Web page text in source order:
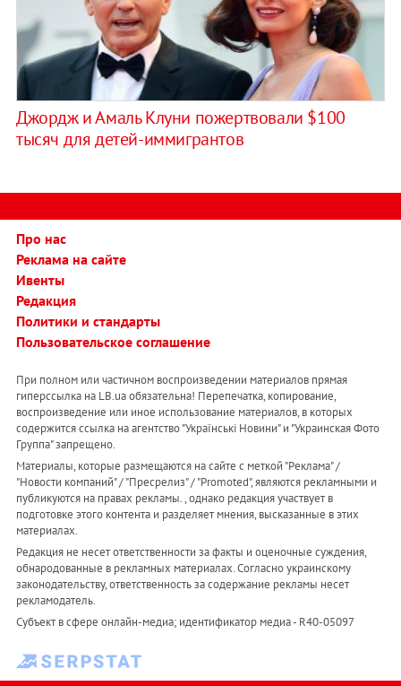
Джордж и Амаль Клуни пожертвовали $100
тысяч для детей-иммигрантов
Про нас
Реклама на сайте
Ивенты
Редакция
Политики и стандарты
Пользовательское соглашение
При полном или частичном воспроизведении материалов прямая
гиперссылка на LB.ua обязательна! Перепечатка, копирование,
воспроизведение или иное использование материалов, в которых
содержится ссылка на агентство "Українськi Новини" и "Украинская Фото
Группа" запрещено.
Материалы, которые размещаются на сайте с меткой "Реклама" /
"Новости компаний" / "Пресрелиз" / "Promoted", являются рекламными и
публикуются на правах рекламы. , однако редакция участвует в
подготовке этого контента и разделяет мнения, высказанные в этих
материалах.
Редакция не несет ответственности за факты и оценочные суждения,
обнародованные в рекламных материалах. Согласно украинскому
законодательству, ответственность за содержание рекламы несет
рекламодатель.
Субъект в сфере онлайн-медиа; идентификатор медиа - R40-05097